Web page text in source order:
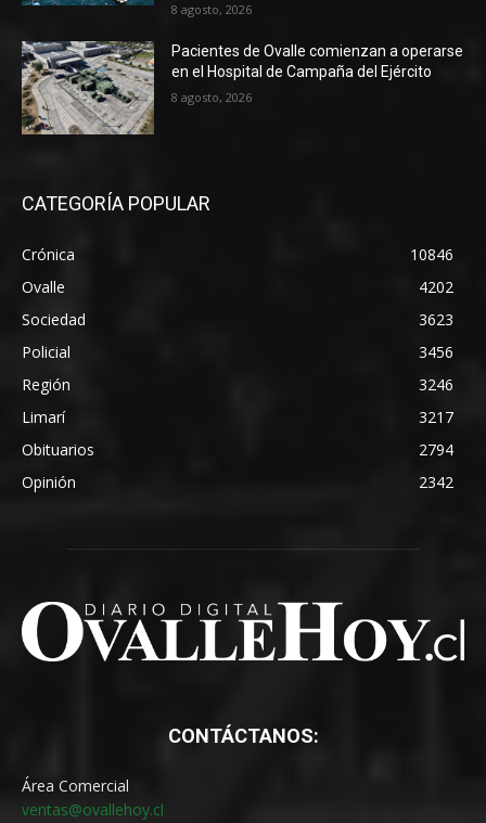
8 agosto, 2026
Pacientes de Ovalle comienzan a operarse
en el Hospital de Campaña del Ejército
8 agosto, 2026
CATEGORÍA POPULAR
Crónica
10846
Ovalle
4202
Sociedad
3623
Policial
3456
Región
3246
Limarí
3217
Obituarios
2794
Opinión
2342
CONTÁCTANOS:
Área Comercial
ventas@ovallehoy.cl